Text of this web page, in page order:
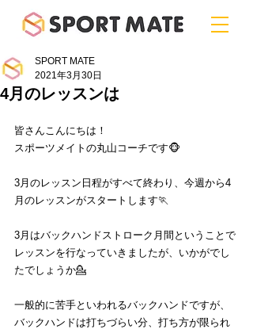
4月のレッスンは
SPORT MATE
2021年3月30日
皆さんこんにちは！
スポーツメイトの丸山コーチです🐵
3月のレッスン日程がすべて終わり、今週から4
月のレッスンがスタートします🏃
3月はバックハンドストローク月間ということで
レッスンを行なっていきましたが、いかがでし
たでしょうか💁
一般的に苦手といわれるバックハンドですが、
バックハンドは打ちづらい分、打ち方が限られ